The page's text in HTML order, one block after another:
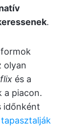
.
olyan
és a
a piacon.
időnként